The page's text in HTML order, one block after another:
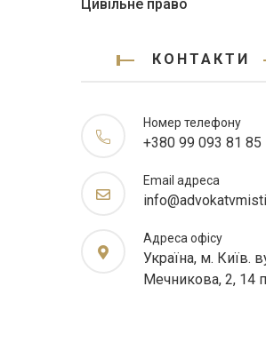
Цивільне право
КОНТАКТИ
Номер телефону
+380 99 093 81 85
Email адреса
Адреса офісу
Україна, м. Київ.
Мечникова, 2, 14